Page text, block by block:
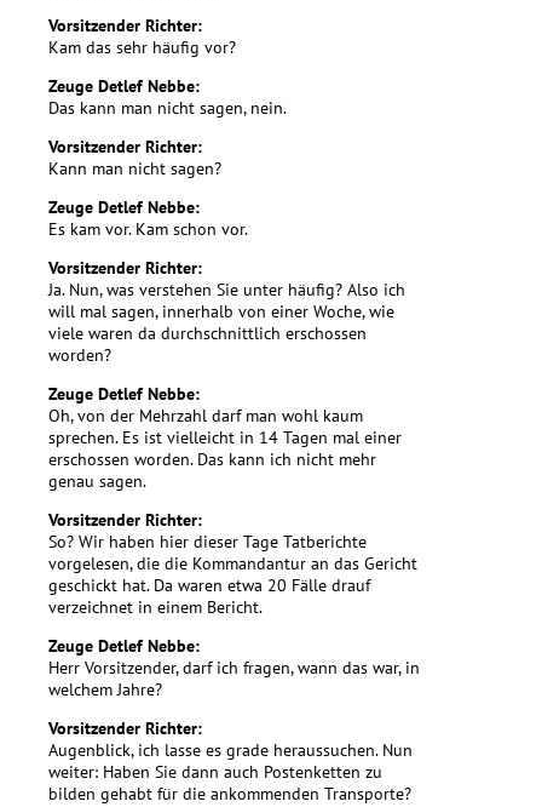
Vorsitzender Richter:
Kam das sehr häufig vor?
Zeuge Detlef Nebbe:
Das kann man nicht sagen, nein.
Vorsitzender Richter:
Kann man nicht sagen?
Zeuge Detlef Nebbe:
Es kam vor. Kam schon vor.
Vorsitzender Richter:
Ja. Nun, was verstehen Sie unter häufig? Also ich
will mal sagen, innerhalb von einer Woche, wie
viele waren da durchschnittlich erschossen
worden?
Zeuge Detlef Nebbe:
Oh, von der Mehrzahl darf man wohl kaum
sprechen. Es ist vielleicht in 14 Tagen mal einer
erschossen worden. Das kann ich nicht mehr
genau sagen.
Vorsitzender Richter:
So? Wir haben hier dieser Tage Tatberichte
vorgelesen, die die Kommandantur an das Gericht
geschickt hat. Da waren etwa 20 Fälle drauf
verzeichnet in einem Bericht.
Zeuge Detlef Nebbe:
Herr Vorsitzender, darf ich fragen, wann das war, in
welchem Jahre?
Vorsitzender Richter:
Augenblick, ich lasse es grade heraussuchen. Nun
weiter: Haben Sie dann auch Postenketten zu
bilden gehabt für die ankommenden Transporte?